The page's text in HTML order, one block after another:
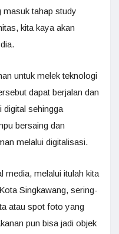
masuk tahap study
kita kaya akan
untuk melek teknologi
dapat berjalan dan
digital sehingga
bersaing dan
melalui digitalisasi.
media, melalui itulah kita
Singkawang, sering-
atau spot foto yang
pun bisa jadi objek